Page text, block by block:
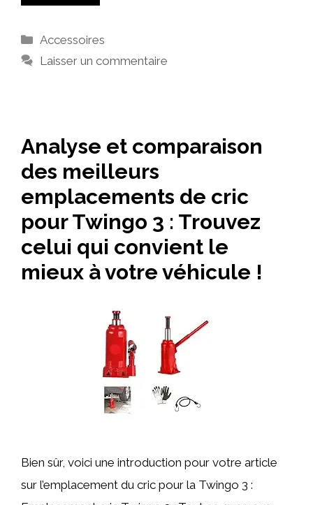
Catégories
Accessoires
Laisser un commentaire
Analyse et comparaison
des meilleurs
emplacements de cric
pour Twingo 3 : Trouvez
celui qui convient le
mieux à votre véhicule !
Bien sûr, voici une introduction pour votre article
sur l’emplacement du cric pour la Twingo 3 :